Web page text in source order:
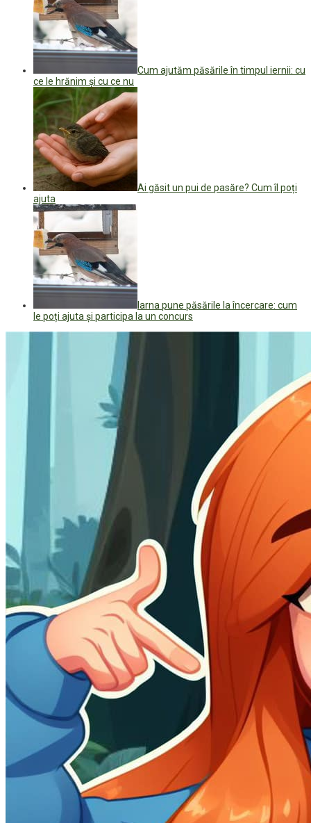
Cum ajutăm păsările în timpul iernii: cu
ce le hrănim și cu ce nu
Ai găsit un pui de pasăre? Cum îl poți
ajuta
Iarna pune păsările la încercare: cum
le poți ajuta și participa la un concurs